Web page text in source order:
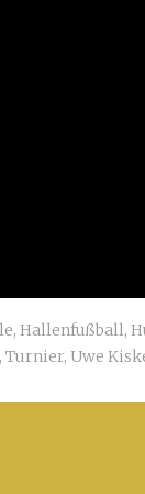
, Hallenfußball,
, Turnier, Uwe